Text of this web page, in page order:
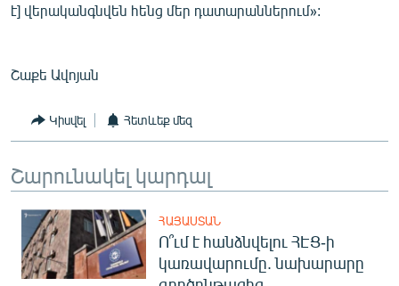
է] վերականգնվեն հենց մեր դատարաններում»:
Շաքե Ավոյան
Կիսվել Հետևեք մեզ
Շարունակել կարդալ
ՀԱՅԱՍՏԱՆ
Ո՞ւմ է հանձնվելու ՀԷՑ-ի
կառավարումը. նախարարը